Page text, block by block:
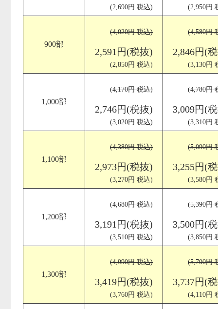
(2,690円 税込) (2,950円
900部
(4,020円 税込)
2,591円(税抜)
(2,850円 税込)
(4,580円
2,846円(
(3,130円
1,000部
(4,170円 税込)
2,746円(税抜)
(3,020円 税込)
(4,780円
3,009円(
(3,310円
1,100部
(4,380円 税込)
2,973円(税抜)
(3,270円 税込)
(5,090円
3,255円(
(3,580円
1,200部
(4,680円 税込)
3,191円(税抜)
(3,510円 税込)
(5,390円
3,500円(
(3,850円
1,300部
(4,990円 税込)
3,419円(税抜)
(3,760円 税込)
(5,700円
3,737円(
(4,110円